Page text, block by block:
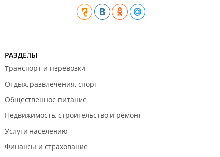
РАЗДЕЛЫ
Транспорт и перевозки
Отдых, развлечения, спорт
Общественное питание
Недвижимость, строительство и ремонт
Услуги населению
Финансы и страхование